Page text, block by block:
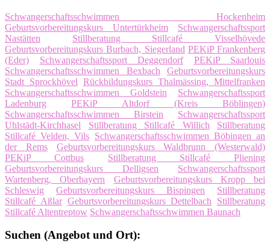
Schwangerschaftsschwimmen Hockenheim
Geburtsvorbereitungskurs Untertürkheim
Schwangerschaftssport
Nastätten
Stillberatung Stillcafé Visselhövede
Geburtsvorbereitungskurs Burbach, Siegerland PEKiP Frankenberg
(Eder)
Schwangerschaftssport Deggendorf
PEKiP Saarlouis
Schwangerschaftsschwimmen Bexbach
Geburtsvorbereitungskurs
Stadt Sprockhövel Rückbildungskurs Thalmässing, Mittelfranken
Schwangerschaftsschwimmen Goldstein
Schwangerschaftssport
Ladenburg
PEKiP Altdorf (Kreis Böblingen)
Schwangerschaftsschwimmen Birstein
Schwangerschaftssport
Uhlstädt-Kirchhasel
Stillberatung Stillcafé Willich
Stillberatung
Stillcafé Velden, Vils Schwangerschaftsschwimmen Böbingen an
der Rems
Geburtsvorbereitungskurs Waldbrunn (Westerwald)
PEKiP Cottbus
Stillberatung Stillcafé Pliening
Geburtsvorbereitungskurs Delligsen
Schwangerschaftssport
Wartenberg, Oberbayern
Geburtsvorbereitungskurs Kropp bei
Schleswig
Geburtsvorbereitungskurs Bispingen
Stillberatung
Stillcafé Aßlar Geburtsvorbereitungskurs Dettelbach
Stillberatung
Stillcafé Altentreptow Schwangerschaftsschwimmen Baunach
Suchen (Angebot und Ort):